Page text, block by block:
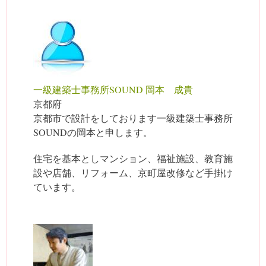
一級建築士事務所SOUND 岡本 成貴
京都府
京都市で設計をしております一級建築士事務所
SOUNDの岡本と申します。
住宅を基本としマンション、福祉施設、教育施
設や店舗、リフォーム、京町屋改修など手掛け
ています。